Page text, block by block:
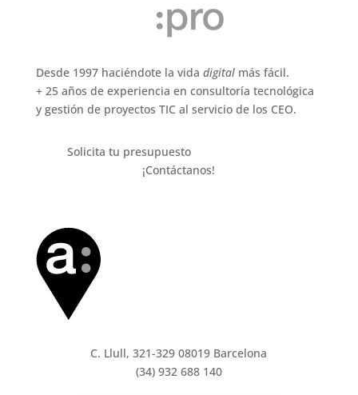
Desde 1997 haciéndote la vida digitalmás fácil.
+ 25 años de experiencia en consultoría tecnológica
y gestión de proyectos TIC al servicio de los CEO.
Solicita tu presupuesto
¡Contáctanos!
C. Llull, 321-329 08019 Barcelona
(34) 932 688 140